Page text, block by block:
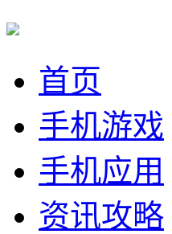
首页
手机游戏
手机应用
资讯攻略